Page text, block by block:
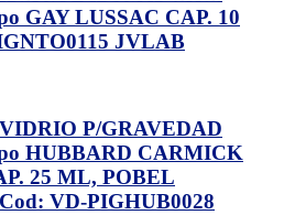
GAY LUSSAC CAP. 10
JVLAB
P/GRAVEDAD
HUBBARD CARMICK
25 ML, POBEL
VD-PIGHUB0028